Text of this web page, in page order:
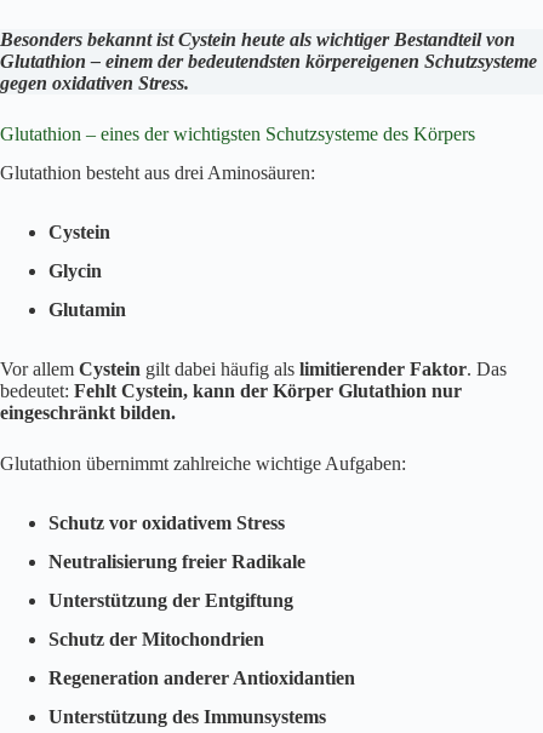
Besonders bekannt ist Cystein heute als wichtiger Bestandteil von
Glutathion – einem der bedeutendsten körpereigenen Schutzsysteme
gegen oxidativen Stress.
Glutathion – eines der wichtigsten Schutzsysteme des Körpers
Glutathion besteht aus drei Aminosäuren:
Cystein
Glycin
Glutamin
Vor allem Cystein gilt dabei häufig als limitierender Faktor. Das
bedeutet: Fehlt Cystein, kann der Körper Glutathion nur
eingeschränkt bilden.
Glutathion übernimmt zahlreiche wichtige Aufgaben:
Schutz vor oxidativem Stress
Neutralisierung freier Radikale
Unterstützung der Entgiftung
Schutz der Mitochondrien
Regeneration anderer Antioxidantien
Unterstützung des Immunsystems